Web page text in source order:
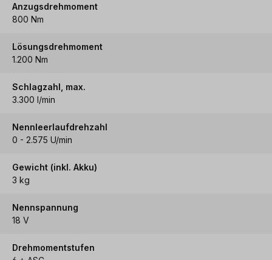
Anzugsdrehmoment
800 Nm
Lösungsdrehmoment
1.200 Nm
Schlagzahl, max.
3.300 I/min
Nennleerlaufdrehzahl
0 - 2.575 U/min
Gewicht (inkl. Akku)
3 kg
Nennspannung
18 V
Drehmomentstufen